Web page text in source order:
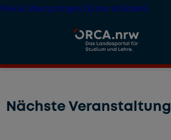
Menü überspringen (Enter drücken)
Nächste Veranstaltung